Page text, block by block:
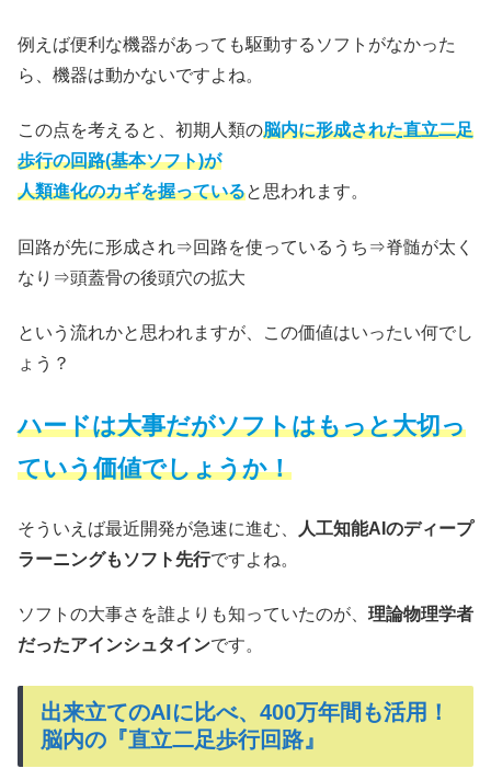
例えば便利な機器があっても駆動するソフトがなかった
ら、機器は動かないですよね。
この点を考えると、初期人類の脳内に形成された直立二足
歩行の回路(基本ソフト)が
人類進化のカギを握っていると思われます。
回路が先に形成され⇒回路を使っているうち⇒脊髄が太く
なり⇒頭蓋骨の後頭穴の拡大
という流れかと思われますが、この価値はいったい何でし
ょう？
ハードは大事だがソフトはもっと大切っ
ていう価値でしょうか！
そういえば最近開発が急速に進む、
人工知能AIのディープ
ラーニングもソフト先行ですよね。
ソフトの大事さを誰よりも知っていたのが、 理論物理学者
だったアインシュタインです。
出来立てのAIに比べ、400万年間も活用！
脳内の『直立二足歩行回路』